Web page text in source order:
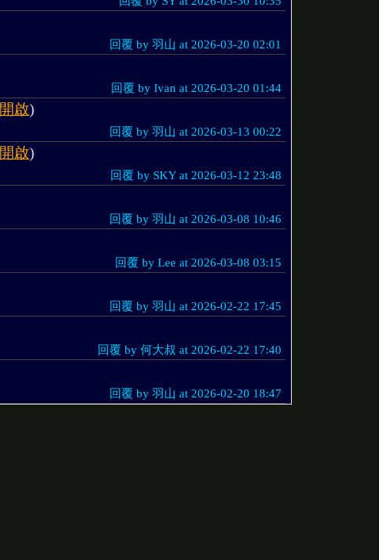
回覆 by 羽山 at 2026-03-20 02:01
回覆 by Ivan at 2026-03-20 01:44
開啟)
回覆 by 羽山 at 2026-03-13 00:22
開啟)
回覆 by SKY at 2026-03-12 23:48
回覆 by 羽山 at 2026-03-08 10:46
回覆 by Lee at 2026-03-08 03:15
回覆 by 羽山 at 2026-02-22 17:45
回覆 by 何大叔 at 2026-02-22 17:40
回覆 by 羽山 at 2026-02-20 18:47